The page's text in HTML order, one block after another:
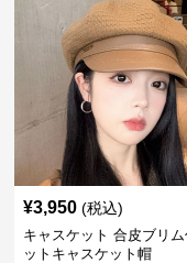
¥3,950 (税込)
キャスケット 合皮ブリ
ットキャスケット帽